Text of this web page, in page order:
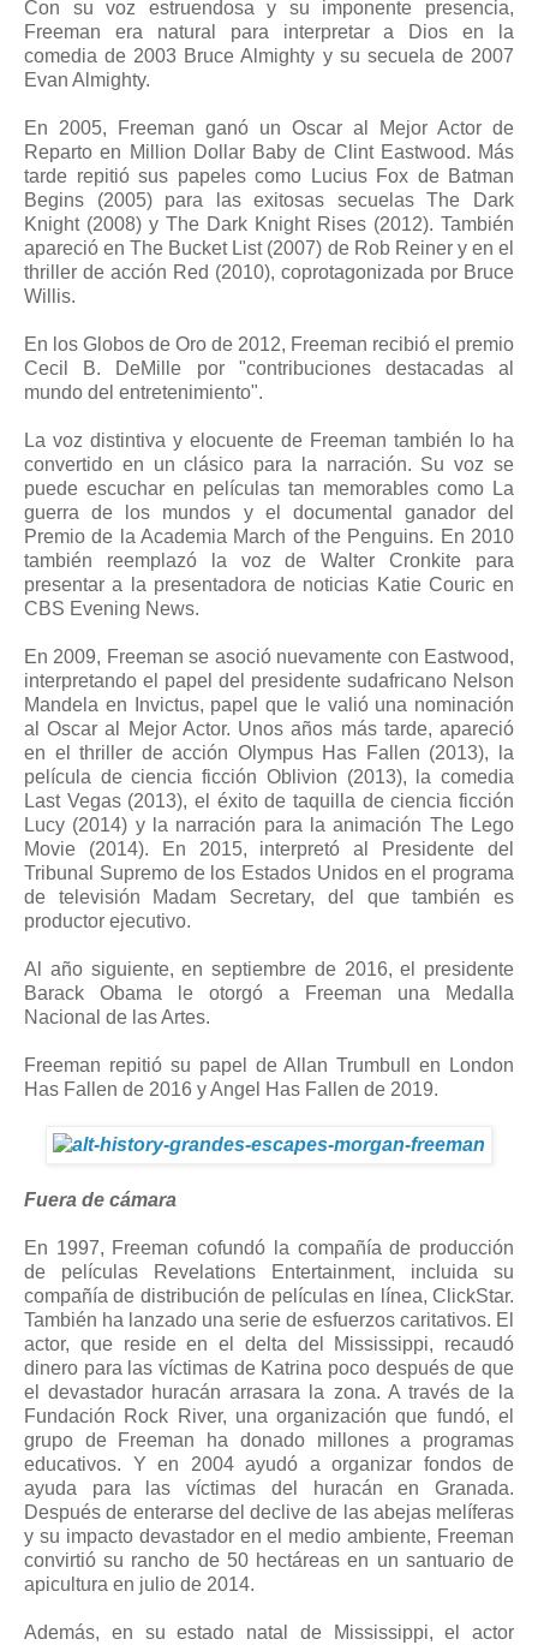
Con su voz estruendosa y su imponente presencia,
Freeman era natural para interpretar a Dios en la
comedia de 2003 Bruce Almighty y su secuela de 2007
Evan Almighty.
En 2005, Freeman ganó un Oscar al Mejor Actor de
Reparto en Million Dollar Baby de Clint Eastwood. Más
tarde repitió sus papeles como Lucius Fox de Batman
Begins (2005) para las exitosas secuelas The Dark
Knight (2008) y The Dark Knight Rises (2012). También
apareció en The Bucket List (2007) de Rob Reiner y en el
thriller de acción Red (2010), coprotagonizada por Bruce
Willis.
En los Globos de Oro de 2012, Freeman recibió el premio
Cecil B. DeMille por "contribuciones destacadas al
mundo del entretenimiento".
La voz distintiva y elocuente de Freeman también lo ha
convertido en un clásico para la narración. Su voz se
puede escuchar en películas tan memorables como La
guerra de los mundos y el documental ganador del
Premio de la Academia March of the Penguins. En 2010
también reemplazó la voz de Walter Cronkite para
presentar a la presentadora de noticias Katie Couric en
CBS Evening News.
En 2009, Freeman se asoció nuevamente con Eastwood,
interpretando el papel del presidente sudafricano Nelson
Mandela en Invictus, papel que le valió una nominación
al Oscar al Mejor Actor. Unos años más tarde, apareció
en el thriller de acción Olympus Has Fallen (2013), la
película de ciencia ficción Oblivion (2013), la comedia
Last Vegas (2013), el éxito de taquilla de ciencia ficción
Lucy (2014) y la narración para la animación The Lego
Movie (2014). En 2015, interpretó al Presidente del
Tribunal Supremo de los Estados Unidos en el programa
de televisión Madam Secretary, del que también es
productor ejecutivo.
Al año siguiente, en septiembre de 2016, el presidente
Barack Obama le otorgó a Freeman una Medalla
Nacional de las Artes.
Freeman repitió su papel de Allan Trumbull en London
Has Fallen de 2016 y Angel Has Fallen de 2019.
Fuera de cámara
En 1997, Freeman cofundó la compañía de producción
de películas Revelations Entertainment, incluida su
compañía de distribución de películas en línea, ClickStar.
También ha lanzado una serie de esfuerzos caritativos. El
actor, que reside en el delta del Mississippi, recaudó
dinero para las víctimas de Katrina poco después de que
el devastador huracán arrasara la zona. A través de la
Fundación Rock River, una organización que fundó, el
grupo de Freeman ha donado millones a programas
educativos. Y en 2004 ayudó a organizar fondos de
ayuda para las víctimas del huracán en Granada.
Después de enterarse del declive de las abejas melíferas
y su impacto devastador en el medio ambiente, Freeman
convirtió su rancho de 50 hectáreas en un santuario de
apicultura en julio de 2014.
Además, en su estado natal de Mississippi, el actor